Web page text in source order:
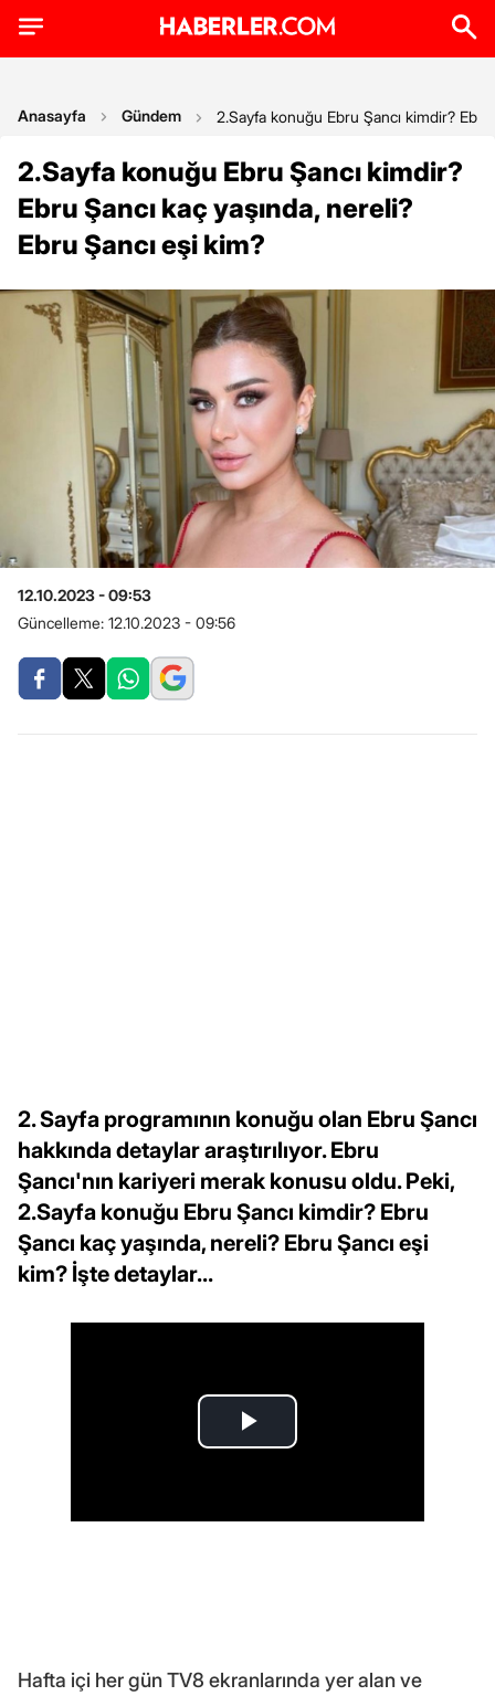
Anasayfa Gündem 2.Sayfa konuğu Ebru Şancı kimdir?
2.Sayfa konuğu Ebru Şancı kimdir?
Ebru Şancı kaç yaşında, nereli?
Ebru Şancı eşi kim?
12.10.2023 - 09:53
Güncelleme: 12.10.2023 - 09:56
2. Sayfa programının konuğu olan Ebru Şancı
hakkında detaylar araştırılıyor. Ebru
Şancı'nın kariyeri merak konusu oldu. Peki,
2.Sayfa konuğu Ebru Şancı kimdir? Ebru
Şancı kaç yaşında, nereli? Ebru Şancı eşi
kim? İşte detaylar...
Hafta içi her gün TV8 ekranlarında yer alan ve